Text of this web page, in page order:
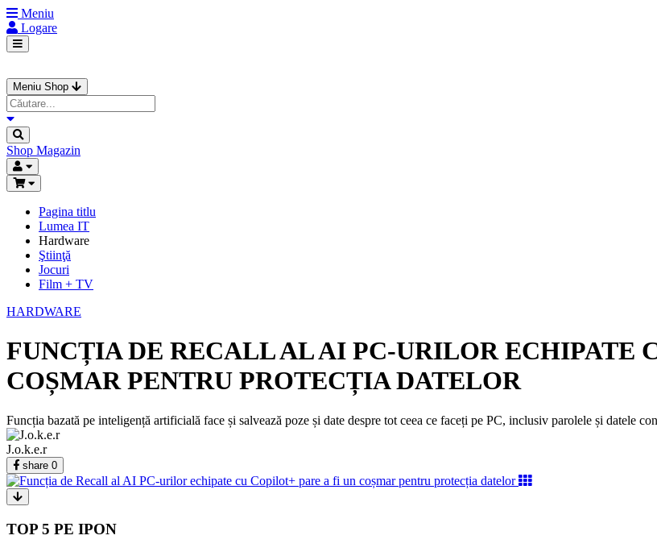
Meniu
Logare
Meniu Shop
Shop Magazin
Pagina titlu
Lumea IT
Hardware
Ştiinţă
Jocuri
Film + TV
HARDWARE
FUNCȚIA DE RECALL AL AI PC-URILOR ECHIPATE
COȘMAR PENTRU PROTECȚIA DATELOR
Funcția bazată pe inteligență artificială face și salvează poze și date despre tot ceea ce faceți pe PC, inclusiv parolele și datele
J.o.k.e.r
share 0
TOP 5 PE IPON